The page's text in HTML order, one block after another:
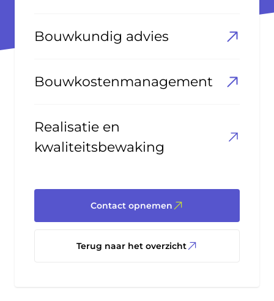
Bouwkundig advies
Bouwkostenmanagement
Realisatie en
kwaliteitsbewaking
Contact opnemen
Terug naar het overzicht